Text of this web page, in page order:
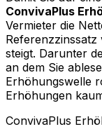
ConvivaPlus
Vermieter die
Referenzzinssatz
steigt. Darunter
an dem Sie
Erhöhungswelle
Erhöhungen
ConvivaPlus